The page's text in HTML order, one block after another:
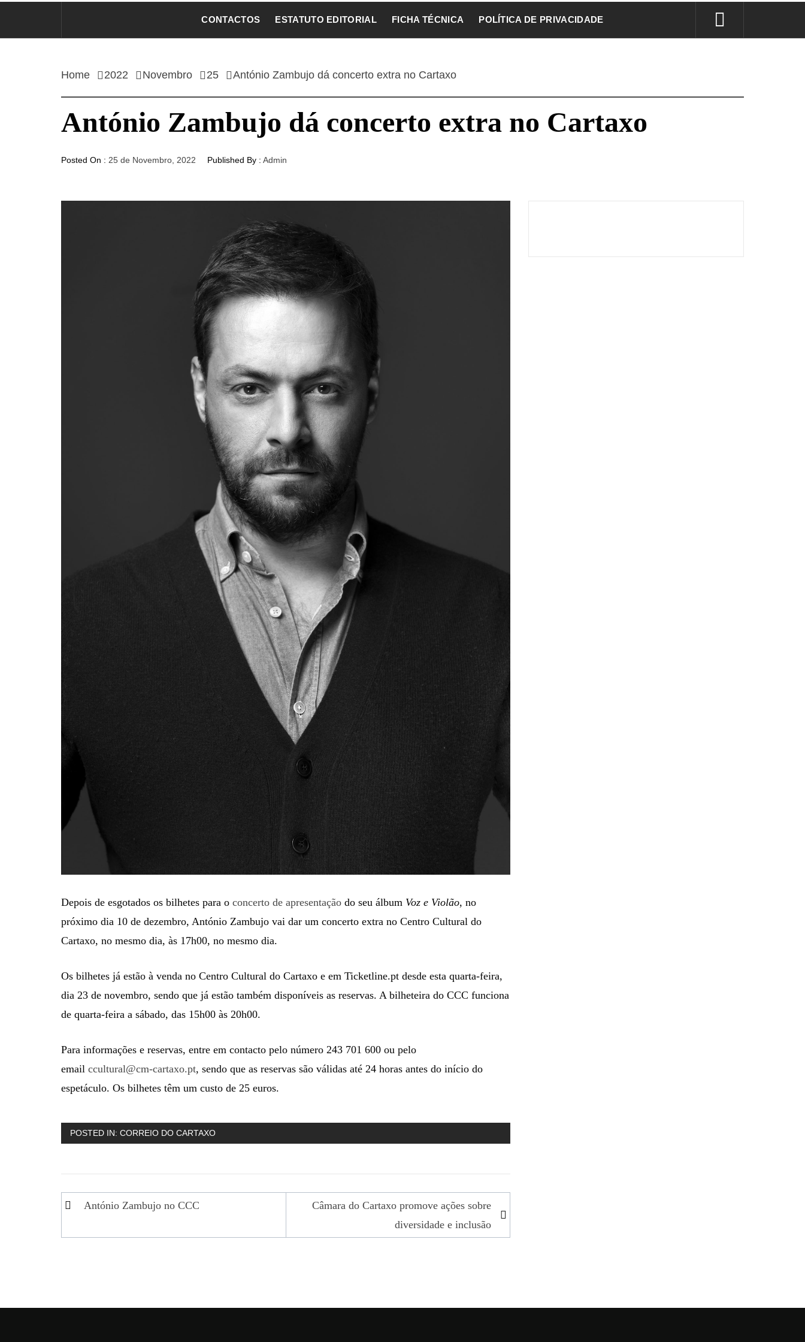
CONTACTOS ESTATUTO EDITORIAL FICHA TÉCNICA POLÍTICA DE PRIVACIDADE
Home 2022 Novembro 25 António Zambujo dá concerto extra no Cartaxo
António Zambujo dá concerto extra no Cartaxo
Posted On : 25 de Novembro, 2022 Published By : Admin
Depois de esgotados os bilhetes para o concerto de apresentação do seu álbum Voz e Violão, no
próximo dia 10 de dezembro, António Zambujo vai dar um concerto extra no Centro Cultural do
Cartaxo, no mesmo dia, às 17h00, no mesmo dia.
Os bilhetes já estão à venda no Centro Cultural do Cartaxo e em Ticketline.pt desde esta quarta-feira,
dia 23 de novembro, sendo que já estão também disponíveis as reservas. A bilheteira do CCC funciona
de quarta-feira a sábado, das 15h00 às 20h00.
Para informações e reservas, entre em contacto pelo número 243 701 600 ou pelo
email ccultural@cm-cartaxo.pt, sendo que as reservas são válidas até 24 horas antes do início do
espetáculo. Os bilhetes têm um custo de 25 euros.
POSTED IN: CORREIO DO CARTAXO
Navegação
artigos
António Zambujo no CCC
Câmara do Cartaxo promove ações sobre
diversidade e inclusão